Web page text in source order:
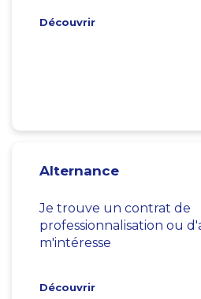
Découvrir
Alternance
Je trouve un contrat de
professionnalisation ou
m'intéresse
Découvrir